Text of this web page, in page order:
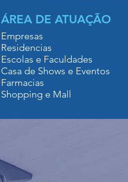
ÁREA DE ATUAÇÃO
Empresas
Residencias
Escolas e Faculdades
Casa de Shows e Eventos
Farmacias
Shopping e Mall